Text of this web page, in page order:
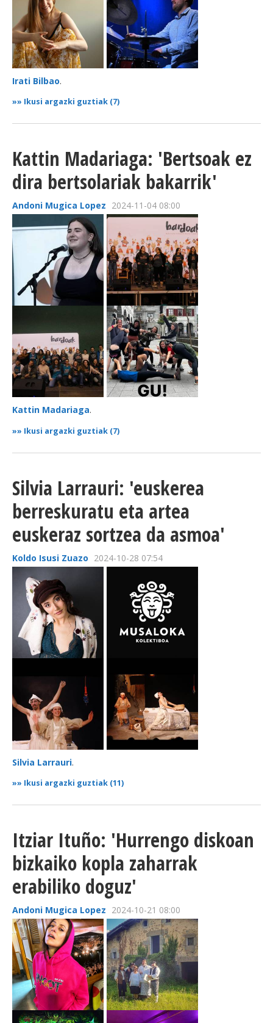
Irati Bilbao.
»» Ikusi argazki guztiak (7)
Kattin Madariaga: 'Bertsoak ez
dira bertsolariak bakarrik'
Andoni Mugica Lopez 2024-11-04 08:00
Kattin Madariaga.
»» Ikusi argazki guztiak (7)
Silvia Larrauri: 'euskerea
berreskuratu eta artea
euskeraz sortzea da asmoa'
Koldo Isusi Zuazo 2024-10-28 07:54
Silvia Larrauri.
»» Ikusi argazki guztiak (11)
Itziar Ituño: 'Hurrengo diskoan
bizkaiko kopla zaharrak
erabiliko doguz'
Andoni Mugica Lopez 2024-10-21 08:00